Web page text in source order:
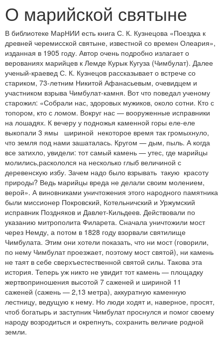
О марийской святыне
В библиотеке МарНИИ есть книга С. К. Кузнецова «Поездка к
древней черемисской святыне, известной со времен Олеария»,
изданная в 1905 году. Автор очень подробно излагает о
верованиях марийцев к Лемде Курык Кугуза (Чимбулат). Далее
ученый-краевед С. К. Кузнецов рассказывает о встрече со
стариком, 73-летним Никитой Афанасьевым, очевидцем и
участником взрыва Чимбулат-камня. Вот что поведал ученому
старожил: «Собрали нас, здоровых мужиков, около сотни. Кто с
топором, кто с ломом. Вокруг нас — вооруженные исправники
на лошадях. К вечеру у подножья каменной горы еле-еле
выкопали 3 ямы шириной некоторое время так громыхнуло,
что земля под нами зашаталась. Кругом — дым, пыль. А когда
все затихло, увидели: тот самый камень — утес, где марийцы
молились,раскололся на несколько глыб величиной с
деревенскую избу. Зачем надо было взрывать такую красоту
природы? Ведь марийцы вреда не делали своим молением,
верой». А виновниками уничтожения этого народного памятника
были миссионер Покровский, Котельничский и Уржумский
исправник Поздняков и Давлет-Кильдеев. Действовали по
указанию митрополита Филарета. Сначала уничтожили мост
через Немду, а потом в 1828 году взорвали святилище
Чимбулата. Этим они хотели показать, что ни мост (говорили,
по нему Чимбулат проезжает, поэтому мост святой), ни камень
не таят в себе сверхъестественной святой силы. Такова эта
история. Теперь уж никто не увидит тот камень — площадку
жертвоприношения высотой 7 саженей и шириной 11
саженей (сажень — 2,13 метра), аккуратную каменную
лестницу, ведущую к нему. Но люди ходят и, наверное, просят,
чтоб богатырь и заступник Чимбулат проснулся и помог своему
народу возродиться и окрепнуть, сохранить величие родной
земли.